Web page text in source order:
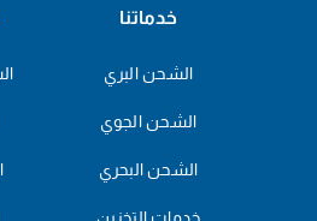
خدماتنا
الشحن البري
الشحن الجوي
الشحن البحري
خدمات التخزين